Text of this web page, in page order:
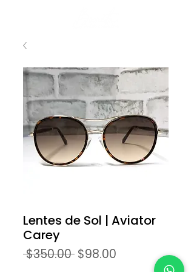
Lentes de Sol | Aviator
Carey
$350.00 Precio
$98.00